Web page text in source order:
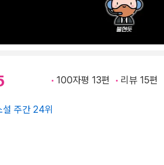
100자평 13편 리뷰 15편
설 주간 24위